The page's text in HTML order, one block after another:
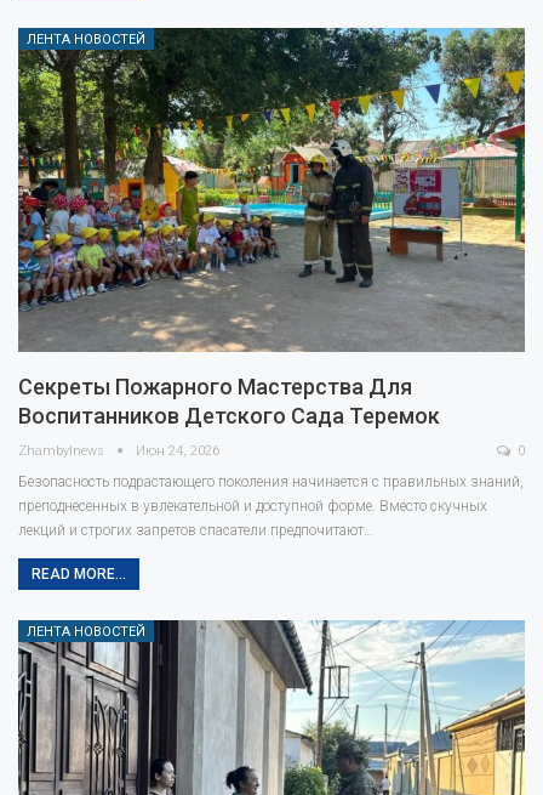
ЛЕНТА НОВОСТЕЙ
Секреты Пожарного Мастерства Для
Воспитанников Детского Сада Теремок
Zhambylnews Июн 24, 2026 0
Безопасность подрастающего поколения начинается с правильных знаний,
преподнесенных в увлекательной и доступной форме. Вместо скучных
лекций и строгих запретов спасатели предпочитают…
READ MORE...
ЛЕНТА НОВОСТЕЙ